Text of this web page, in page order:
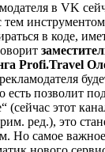
в VK
в коде,
Profi.Travel
позволит
этот
ред.), это
Но самое